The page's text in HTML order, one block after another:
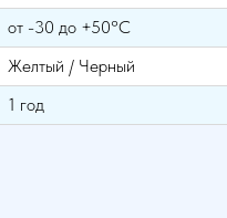
от -30 до +50°С
Желтый / Черный
1 год